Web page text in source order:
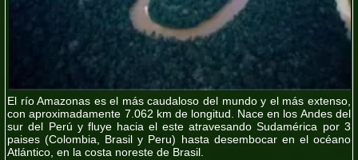
El río Amazonas es el más caudaloso del mundo y el más extenso,
con aproximadamente 7.062 km de longitud. Nace en los Andes del
sur del Perú y fluye hacia el este atravesando Sudamérica por 3
paises (Colombia, Brasil y Peru) hasta desembocar en el océano
Atlántico, en la costa noreste de Brasil.